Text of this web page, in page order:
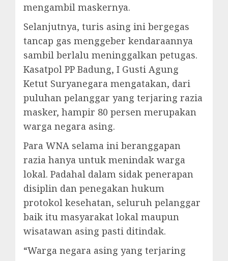
mengambil maskernya.
Selanjutnya, turis asing ini bergegas
tancap gas menggeber kendaraannya
sambil berlalu meninggalkan petugas.
Kasatpol PP Badung, I Gusti Agung
Ketut Suryanegara mengatakan, dari
puluhan pelanggar yang terjaring razia
masker, hampir 80 persen merupakan
warga negara asing.
Para WNA selama ini beranggapan
razia hanya untuk menindak warga
lokal. Padahal dalam sidak penerapan
disiplin dan penegakan hukum
protokol kesehatan, seluruh pelanggar
baik itu masyarakat lokal maupun
wisatawan asing pasti ditindak.
“Warga negara asing yang terjaring